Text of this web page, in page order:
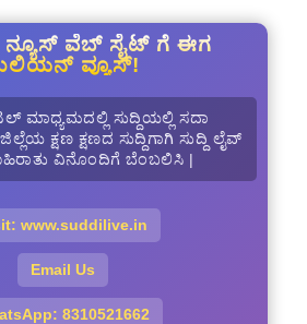
ನ್ಯೂಸ್ ವೆಬ್ ಸೈಟ್ ಗೆ ಈಗ
ವ್ಯೂಸ್!
ಮಾಧ್ಯಮದಲ್ಲಿ ಸುದ್ದಿಯಲ್ಲಿ ಸದಾ
ಕ್ಷಣ ಕ್ಷಣದ ಸುದ್ದಿಗಾಗಿ ಸುದ್ದಿ ಲೈವ್
ವಿನೊಂದಿಗೆ ಬೆಂಬಲಿಸಿ |
www.suddilive.in
Email Us
8310521662